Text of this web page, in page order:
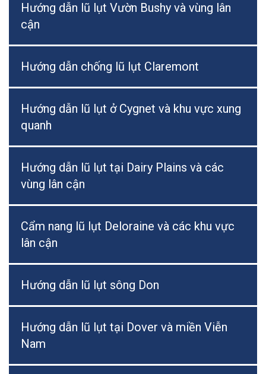
Hướng dẫn lũ lụt Vườn Bushy và vùng lân
cận
Hướng dẫn chống lũ lụt Claremont
Hướng dẫn lũ lụt ở Cygnet và khu vực xung
quanh
Hướng dẫn lũ lụt tại Dairy Plains và các
vùng lân cận
Cẩm nang lũ lụt Deloraine và các khu vực
lân cận
Hướng dẫn lũ lụt sông Don
Hướng dẫn lũ lụt tại Dover và miền Viễn
Nam